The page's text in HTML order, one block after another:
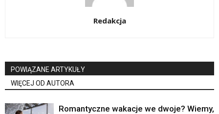
Redakcja
POWIĄZANE ARTYKUŁY
WIĘCEJ OD AUTORA
Romantyczne wakacje we dwoje? Wiemy,